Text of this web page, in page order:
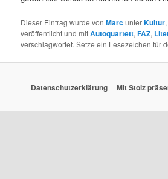
Dieser Eintrag wurde vonMarcunterKultur
veröffentlicht und mitAutoquartett,FAZ,
verschlagwortet. Setze ein Lesezeichen für
Datenschutzerklärung Mit Stolz